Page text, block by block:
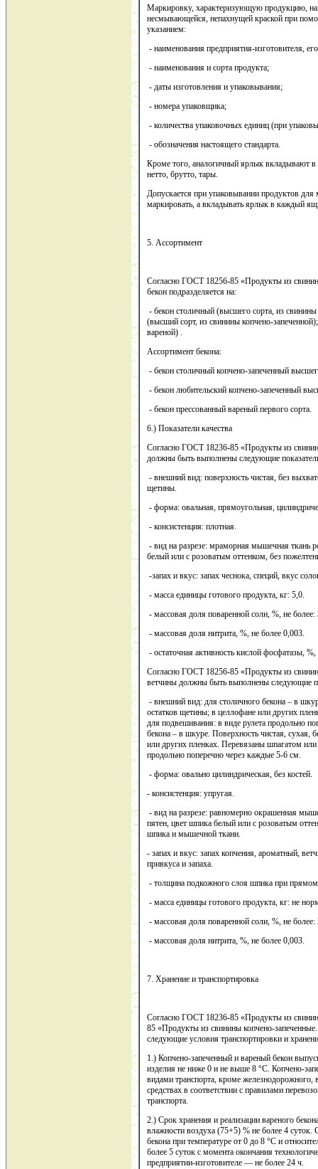
Маркировку, характеризующую продукцию,
несмывающейся, непахнущей краской при
указанием:
- наименования предприятия-изготовителя,
- наименования и сорта продукта;
- даты изготовления и упаковывания;
- номера упаковщика;
- количества упаковочных единиц (при
- обозначения настоящего стандарта.
Кроме того, аналогичный ярлык вкладывают
нетто, брутто, тары.
Допускается при упаковывании продуктов
маркировать, а вкладывать ярлык в каждый
5. Ассортимент
Согласно ГОСТ 18256-85 «Продукты из
бекон подразделяется на:
- бекон столичный (высшего сорта, из
(высший сорт, из свинины копчено-
вареной) .
Ассортимент бекона:
- бекон столичный копчено-запеченный
- бекон любительский копчено-запеченный
- бекон прессованный вареный первого сорта.
6.) Показатели качества
Согласно ГОСТ 18236-85 «Продукты из
должны быть выполнены следующие
- внешний вид: поверхность чистая, без
щетины.
- форма: овальная, прямоугольная,
- консистенция: плотная.
- вид на разрезе: мраморная мышечная ткань
белый или с розоватым оттенком, без
-запах и вкус: запах чеснока, специй, вкус
- масса единицы готового продукта, кг: 5,0.
- массовая доля поваренной соли, %, не более:
- массовая доля нитрита, %, не более 0,003.
- остаточная активность кислой фосфатазы,
Согласно ГОСТ 18256-85 «Продукты из
ветчины должны быть выполнены следующие
- внешний вид: для столичного бекона – в
остатков щетины; в целлофане или других
для подвешивания: в виде рулета продольно
бекона – в шкуре. Поверхность чистая, сухая,
или других пленках. Перевязаны шпагатом
продольно поперечно через каждые 5-6 см.
- форма: овально цилиндрическая, без костей.
- консистенция: упругая.
- вид на разрезе: равномерно окрашенная
пятен, цвет шпика белый или с розоватым
шпика и мышечной ткани.
- запах и вкус: запах копчения, ароматный,
привкуса и запаха.
- толщина подкожного слоя шпика при прямом
- масса единицы готового продукта, кг: не
- массовая доля поваренной соли, %, не более:
- массовая доля нитрита, %, не более 0,003.
7. Хранение и транспортировка
Согласно ГОСТ 18236-85 «Продукты из
85 «Продукты из свинины копчено-
следующие условия транспортировки и
1.) Копчено-запеченный и вареный бекон
изделия не ниже 0 и не выше 8 °С. Копчено-
видами транспорта, кроме
средствах в соответствии с правилами
транспорта.
2.) Срок хранения и реализации вареного
влажности воздуха (75+5) % не более 4 суток.
бекона при температуре от 0 до 8 °С и
более 5 суток с момента окончания
предприятии-изготовителе — не более 24 ч.